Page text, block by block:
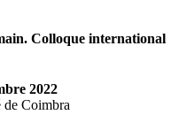
Colloque international
2022
de Coimbra